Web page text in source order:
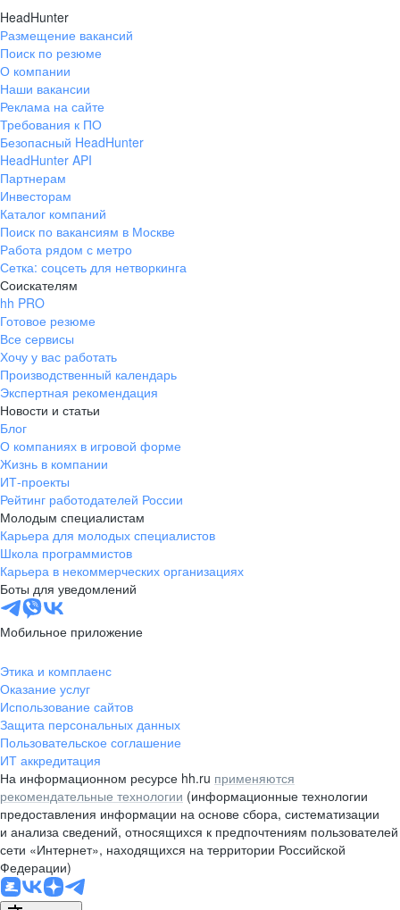
HeadHunter
Размещение вакансий
Поиск по резюме
О компании
Наши вакансии
Реклама на сайте
Требования к ПО
Безопасный HeadHunter
HeadHunter API
Партнерам
Инвесторам
Каталог компаний
Поиск по вакансиям в Москве
Работа рядом с метро
Сетка: соцсеть для нетворкинга
Соискателям
hh PRO
Готовое резюме
Все сервисы
Хочу у вас работать
Производственный календарь
Экспертная рекомендация
Новости и статьи
Блог
О компаниях в игровой форме
Жизнь в компании
ИТ-проекты
Рейтинг работодателей России
Молодым специалистам
Карьера для молодых специалистов
Школа программистов
Карьера в некоммерческих организациях
Боты для уведомлений
Мобильное приложение
Этика и комплаенс
Оказание услуг
Использование сайтов
Защита персональных данных
Пользовательское соглашение
ИТ аккредитация
На информационном ресурсе hh.ru применяются
рекомендательные технологии (информационные технологии
предоставления информации на основе сбора, систематизации
и анализа сведений, относящихся к предпочтениям пользователей
сети «Интернет», находящихся на территории Российской
Федерации)